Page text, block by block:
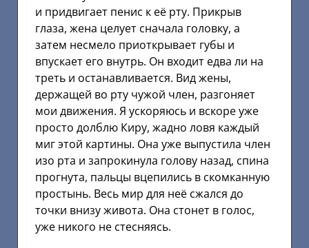
и придвигает пенис к её рту. Прикрыв
глаза, жена целует сначала головку, а
затем несмело приоткрывает губы и
впускает его внутрь. Он входит едва ли на
треть и останавливается. Вид жены,
держащей во рту чужой член, разгоняет
мои движения. Я ускоряюсь и вскоре уже
просто долблю Киру, жадно ловя каждый
миг этой картины. Она уже выпустила член
изо рта и запрокинула голову назад, спина
прогнута, пальцы вцепились в скомканную
простынь. Весь мир для неё сжался до
точки внизу живота. Она стонет в голос,
уже никого не стесняясь.